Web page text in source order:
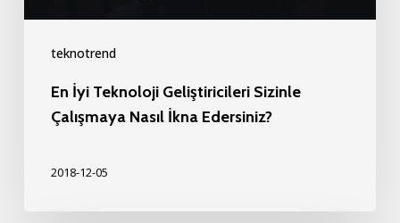
teknotrend
Edersiniz?
En İyi Teknoloji Geliştiricileri Sizinle
Çalışmaya Nasıl İkna Edersiniz?
2018-12-05